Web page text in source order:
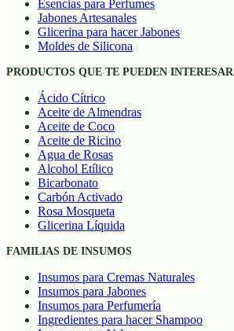
Esencias para Perfumes
Jabones Artesanales
Glicerina para hacer Jabones
Moldes de Silicona
PRODUCTOS QUE TE PUEDEN INTERESAR
Ácido Cítrico
Aceite de Almendras
Aceite de Coco
Aceite de Ricino
Agua de Rosas
Alcohol Etílico
Bicarbonato
Carbón Activado
Rosa Mosqueta
Glicerina Líquida
FAMILIAS DE INSUMOS
Insumos para Cremas Naturales
Insumos para Jabones
Insumos para Perfumería
Ingredientes para hacer Shampoo